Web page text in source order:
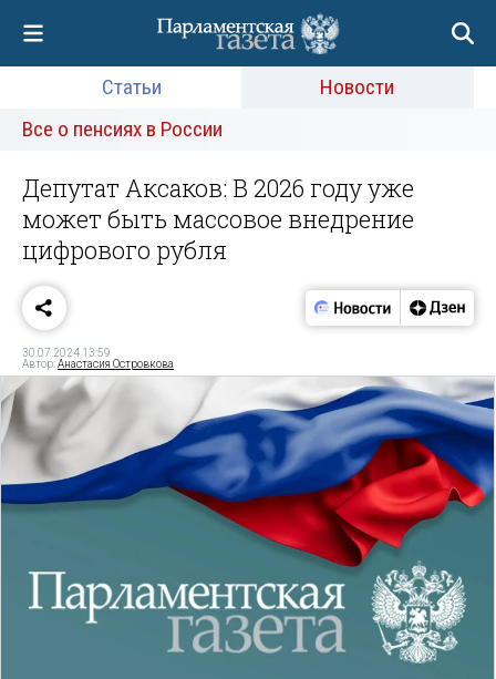
Статьи
Новости
Все о пенсиях в России
Депутат Аксаков: В 2026 году уже
может быть массовое внедрение
цифрового рубля
30.07.2024 13:59
Автор:Анастасия Островкова